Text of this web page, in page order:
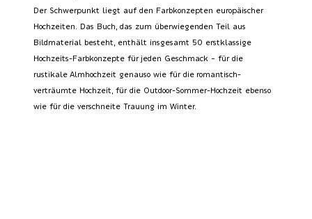
Der Schwerpunkt liegt auf den Farbkonzepten europäischer
Hochzeiten. Das Buch, das zum überwiegenden Teil aus
Bildmaterial besteht, enthält insgesamt 50 erstklassige
Hochzeits-Farbkonzepte für jeden Geschmack – für die
rustikale Almhochzeit genauso wie für die romantisch-
verträumte Hochzeit, für die Outdoor-Sommer-Hochzeit ebenso
wie für die verschneite Trauung im Winter.